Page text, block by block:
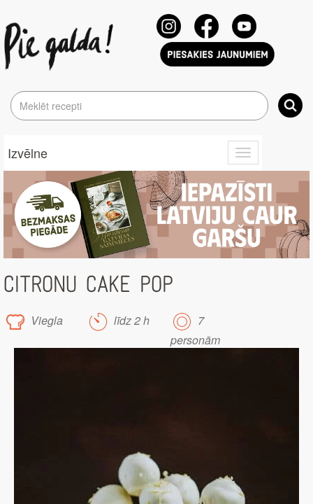
Toggle
navigation
Izvēlne
CITRONU CAKE POP
Viegla līdz 2 h
7
personām